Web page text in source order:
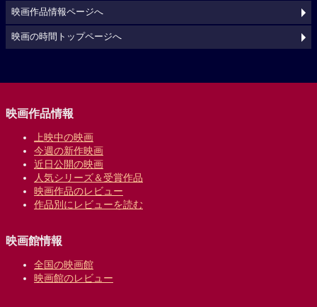
映画作品情報ページへ
映画の時間トップページへ
映画作品情報
上映中の映画
今週の新作映画
近日公開の映画
人気シリーズ＆受賞作品
映画作品のレビュー
作品別にレビューを読む
映画館情報
全国の映画館
映画館のレビュー